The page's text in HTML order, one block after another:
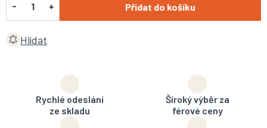
Přidat do košíku
Hlídat
Rychlé odeslání
ze skladu
Široký výběr za
férové ceny